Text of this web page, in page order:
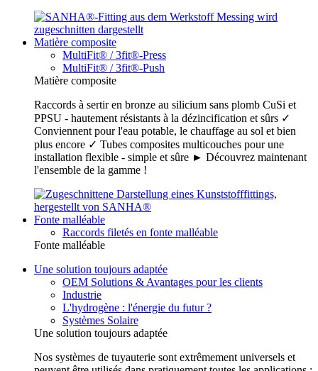
Matière composite
MultiFit® / 3fit®-Press
MultiFit® / 3fit®-Push
Matière composite
Raccords à sertir en bronze au silicium sans plomb CuSi et
PPSU - hautement résistants à la dézincification et sûrs ✓
Conviennent pour l'eau potable, le chauffage au sol et bien
plus encore ✓ Tubes composites multicouches pour une
installation flexible - simple et sûre ► Découvrez maintenant
l'ensemble de la gamme !
Fonte malléable
Raccords filetés en fonte malléable
Fonte malléable
Une solution toujours adaptée
OEM Solutions & Avantages pour les clients
Industrie
L'hydrogène : l'énergie du futur ?
Systèmes Solaire
Une solution toujours adaptée
Nos systèmes de tuyauterie sont extrêmement universels et